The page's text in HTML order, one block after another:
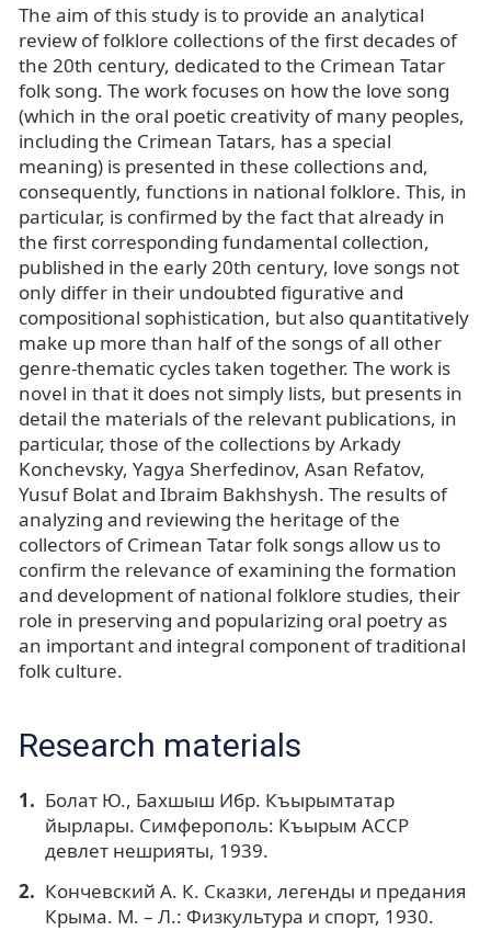
The aim of this study is to provide an analytical
review of folklore collections of the first decades of
the 20th century, dedicated to the Crimean Tatar
folk song. The work focuses on how the love song
(which in the oral poetic creativity of many peoples,
including the Crimean Tatars, has a special
meaning) is presented in these collections and,
consequently, functions in national folklore. This, in
particular, is confirmed by the fact that already in
the first corresponding fundamental collection,
published in the early 20th century, love songs not
only differ in their undoubted figurative and
compositional sophistication, but also quantitatively
make up more than half of the songs of all other
genre-thematic cycles taken together. The work is
novel in that it does not simply lists, but presents in
detail the materials of the relevant publications, in
particular, those of the collections by Arkady
Konchevsky, Yagya Sherfedinov, Asan Refatov,
Yusuf Bolat and Ibraim Bakhshysh. The results of
analyzing and reviewing the heritage of the
collectors of Crimean Tatar folk songs allow us to
confirm the relevance of examining the formation
and development of national folklore studies, their
role in preserving and popularizing oral poetry as
an important and integral component of traditional
folk culture.
Research materials
Болат Ю., Бахшыш Ибр. Къырымтатар
йырлары. Симферополь: Къырым АССР
девлет нешрияты, 1939.
Кончевский А. К. Сказки, легенды и предания
Крыма. М. – Л.: Физкультура и спорт, 1930.